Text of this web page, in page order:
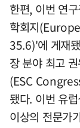
한편, 이번 연
학회지
35.6)'에 게재
장 분야 최고
(ESC
됐다. 이번 유
이상의 전문가